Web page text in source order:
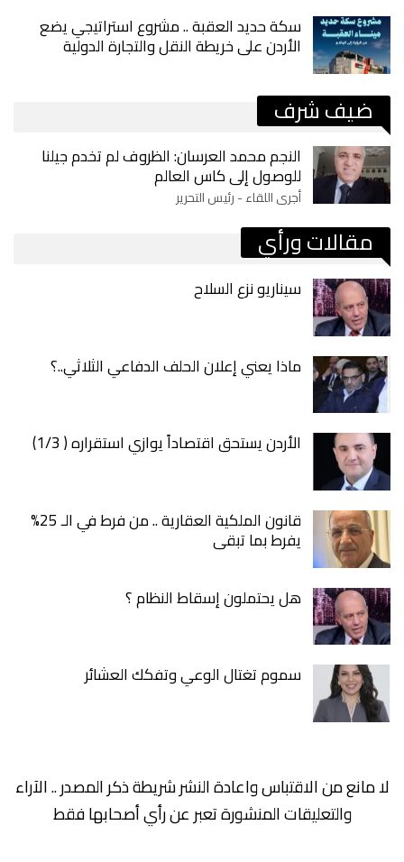
سكة حديد العقبة .. مشروع استراتيجي يضع
الأردن على خريطة النقل والتجارة الدولية
ضيف شرف
النجم محمد العرسان: الظروف لم تخدم جيلنا
للوصول إلى كاس العالم
أجرى اللقاء - رئيس التحرير
مقالات ورأي
سيناريو نزع السلاح
ماذا يعني إعلان الحلف الدفاعي الثلاثي..؟
الأردن يستحق اقتصاداً يوازي استقراره ( 1/3)
قانون الملكية العقارية .. من فرط في الـ 25%
يفرط بما تبقى
هل يحتملون إسقاط النظام ؟
سموم تغتال الوعي وتفكك العشائر
لا مانع من الاقتباس واعادة النشر شريطة ذكر المصدر .. الآراء
والتعليقات المنشورة تعبر عن رأي أصحابها فقط